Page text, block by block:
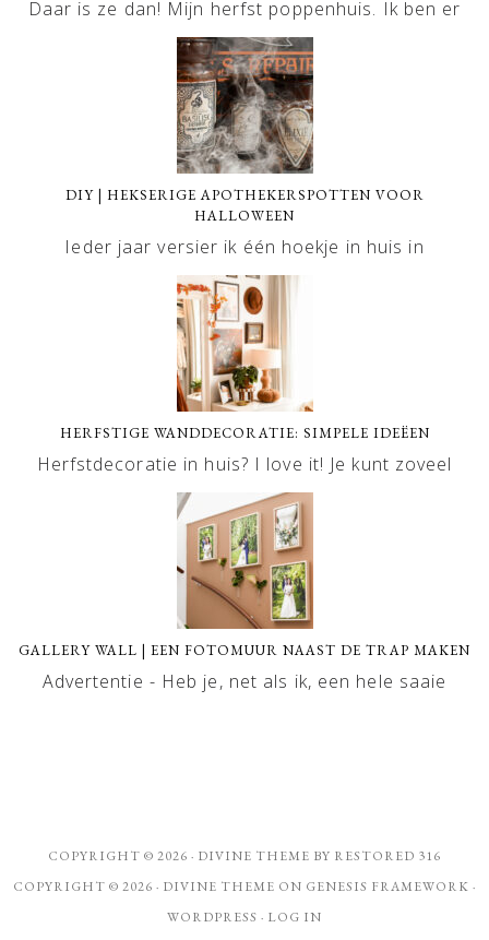
Daar is ze dan! Mijn herfst poppenhuis. Ik ben er
DIY | HEKSERIGE APOTHEKERSPOTTEN VOOR
HALLOWEEN
Ieder jaar versier ik één hoekje in huis in
HERFSTIGE WANDDECORATIE: SIMPELE IDEËEN
Herfstdecoratie in huis? I love it! Je kunt zoveel
GALLERY WALL | EEN FOTOMUUR NAAST DE TRAP MAKEN
Advertentie - Heb je, net als ik, een hele saaie
COPYRIGHT © 2026 · DIVINE THEME BY RESTORED 316
COPYRIGHT © 2026 · DIVINE THEME ON GENESIS FRAMEWORK ·
WORDPRESS · LOG IN